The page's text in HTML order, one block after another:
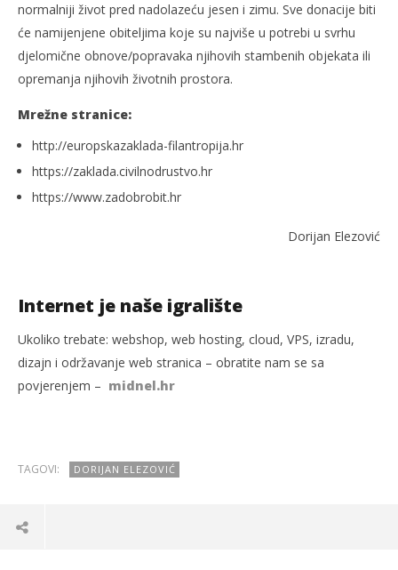
normalniji život pred nadolazeću jesen i zimu. Sve donacije biti
će namijenjene obiteljima koje su najviše u potrebi u svrhu
djelomične obnove/popravaka njihovih stambenih objekata ili
opremanja njihovih životnih prostora.
Mrežne stranice:
http://europskazaklada-filantropija.hr
https://zaklada.civilnodrustvo.hr
https://www.zadobrobit.hr
Dorijan Elezović
Internet je naše igralište
Ukoliko trebate: webshop, web hosting, cloud, VPS, izradu,
dizajn i održavanje web stranica – obratite nam se sa
povjerenjem – midnel.hr
TAGOVI: DORIJAN ELEZOVIĆ